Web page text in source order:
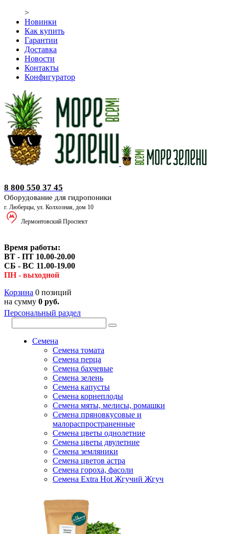
>
Новинки
Как купить
Гарантии
Доставка
Новости
Контакты
Конфигуратор
8 800 550 37 45
Оборудование для гидропоники
г. Люберцы, ул. Колхозная, дом 10
Лермонтовский Проспект
Время работы:
ВТ - ПТ 10.00-20.00
СБ - ВС 11.00-19.00
ПН - выходной
Корзина 0 позиций
на сумму 0 руб.
Персональный раздел
Семена
Семена томата
Семена перца
Семена бахчевые
Семена зелень
Семена капусты
Семена корнеплоды
Семена мяты, мелисы, ромашки
Семена пряновкусовые и
малораспространенные
Семена цветы однолетние
Семена цветы двулетние
Семена земляники
Семена цветов астра
Семена гороха, фасоли
Семена Extra Hot Жгучий Жгуч